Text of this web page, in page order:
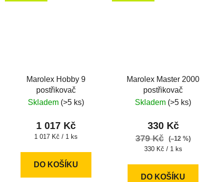
Marolex Hobby 9
postřikovač
Skladem (>5 ks)
1 017 Kč
Měrná
1 017 Kč / 1 ks
DO KOŠÍKU
Marolex Master 2000
postřikovač
Skladem (>5 ks)
330 Kč
379 Kč
(–12 %)
Měrná
330 Kč / 1 ks
DO KOŠÍKU